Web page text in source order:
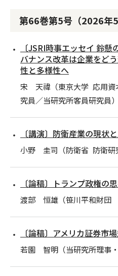
第66巻第5号（2026年5
〔JSRI時事エッセイ 鈴
バナンス改革は企業をど
性と多様性へ
宋 天禕（東京大学 応用
究員／当研究所客員研究員）
〔講演〕防衛産業の現状
小野 圭司（防衛省 防衛研
〔論稿〕トランプ政権の
渡部 恒雄（笹川平和財団
〔論稿〕アメリカ証券市
若園 智明（当研究所理事・